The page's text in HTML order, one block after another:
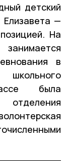
детский
Елизавета —
На
в
была